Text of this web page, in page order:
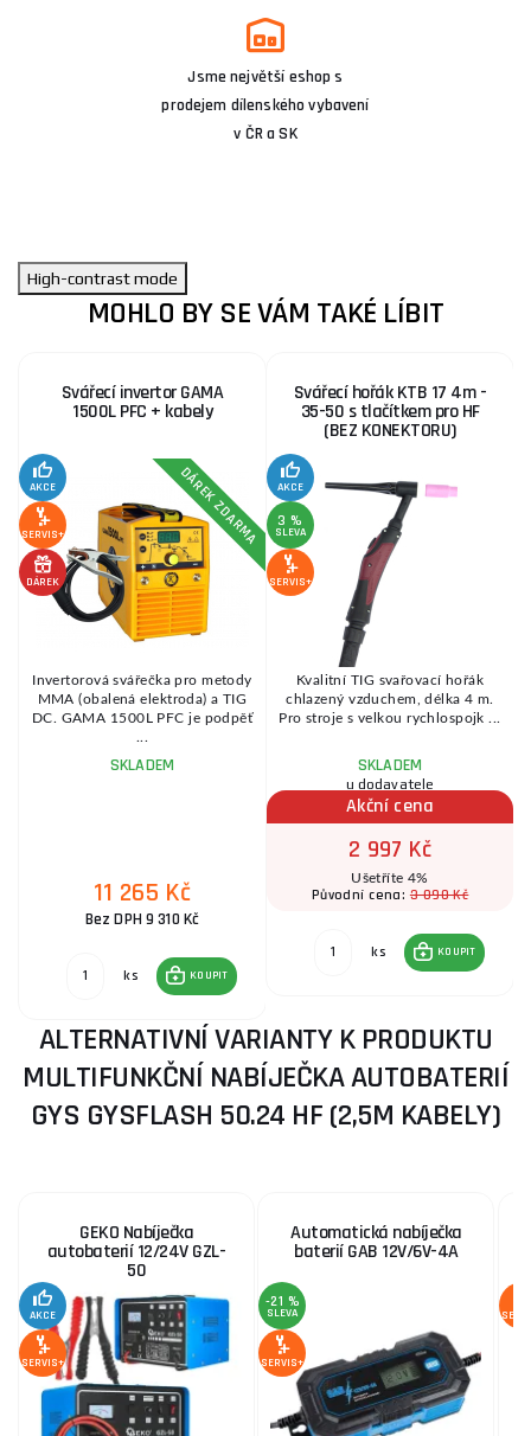
Jsme největší eshop s
prodejem dílenského vybavení
v ČR a SK
High-contrast mode
MOHLO BY SE VÁM TAKÉ LÍBIT
Svářecí invertor GAMA
1500L PFC + kabely
AKCE
SERVIS+
DÁREK
DÁREK ZDARMA
Invertorová svářečka pro metody
MMA (obalená elektroda) a TIG
DC. GAMA 1500L PFC je podpěť
SKLADEM
11 265 Kč
Bez DPH 9 310 Kč
ks KOUPIT
Svářecí hořák KTB 17 4m -
35-50 s tlačítkem pro HF
(BEZ KONEKTORU)
AKCE
3 %
SLEVA
SERVIS+
Kvalitní TIG svařovací hořák
chlazený vzduchem, délka 4 m.
Pro stroje s velkou rychlospojk ...
SKLADEM
u dodavatele
Akční cena
2 997 Kč
Ušetříte 4%
Původní cena:3 090 Kč
ks KOUPIT
ALTERNATIVNÍ VARIANTY K PRODUKTU
MULTIFUNKČNÍ NABÍJEČKA AUTOBATERIÍ
GYS GYSFLASH 50.24 HF (2,5M KABELY)
GEKO Nabíječka
autobaterií 12/24V GZL-
50
AKCE
SERVIS+
Automatická nabíječka
baterií GAB 12V/6V-4A
-21 %
SLEVA
SERVIS+